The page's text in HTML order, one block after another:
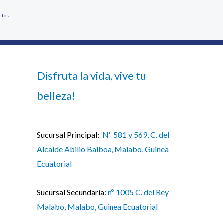
Disfruta la vida, vive tu
belleza!
Sucursal Principal: Nº 581 y 569, C. del
Alcalde Abilio Balboa, Malabo, Guinea
Ecuatorial
Sucursal Secundaria: nº 1005 C. del Rey
Malabo, Malabo, Guinea Ecuatorial